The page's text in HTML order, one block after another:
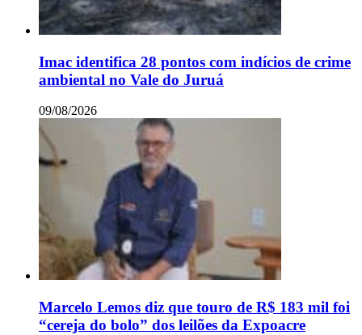
Imac identifica 28 pontos com indícios de crime
ambiental no Vale do Juruá
09/08/2026
Marcelo Lemos diz que touro de R$ 183 mil foi
“cereja do bolo” dos leilões da Expoacre